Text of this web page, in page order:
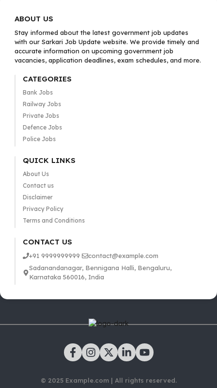
ABOUT US
Stay informed about the latest government job updates
with our Sarkari Job Update website. We provide timely and
accurate information on upcoming government job
vacancies, application deadlines, exam schedules, and more.
CATEGORIES
Bank Jobs
Railway Jobs
Private Jobs
Defence Jobs
Police Jobs
QUICK LINKS
About Us
Contact us
Disclaimer
Privacy Policy
Terms and Conditions
CONTACT US
+91 9999999999
contact@example.com
Sadanandanagar, Bennigana Halli, Bengaluru,
Karnataka 560016, India
© 2025 Example.com | All rights reserved.